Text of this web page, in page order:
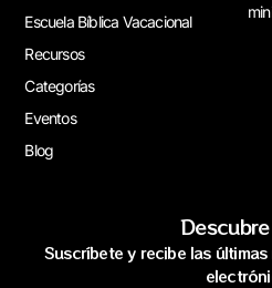
Escuela Bíblica Vacacional
Recursos
Categorías
Eventos
Blog
Suscríbete y recibe las